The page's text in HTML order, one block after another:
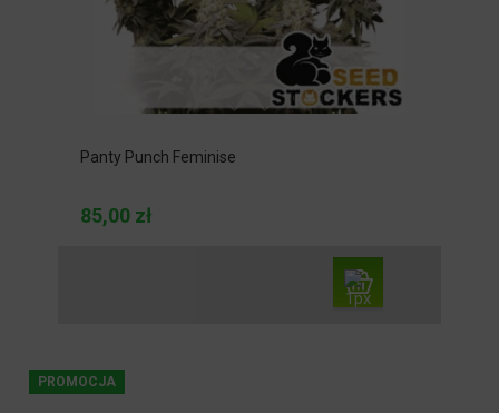
Panty Punch Feminise
85,00 zł
PROMOCJA